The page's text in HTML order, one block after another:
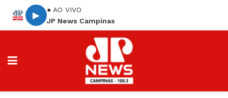
▶
● AO VIVO
JP News Campinas